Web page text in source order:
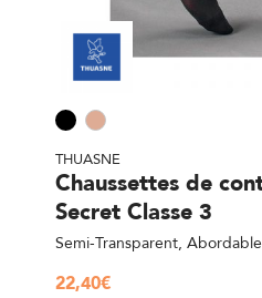
THUASNE
Chaussettes de
Secret Classe 3
Semi-Transparent,
22,40€